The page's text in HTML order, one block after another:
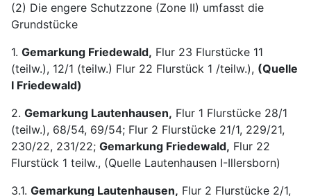
(2) Die engere Schutzzone (Zone II) umfasst die
Grundstücke
1. Gemarkung Friedewald, Flur 23 Flurstücke 11
(teilw.), 12/1 (teilw.) Flur 22 Flurstück 1 /teilw.), (Quelle
I Friedewald)
2. Gemarkung Lautenhausen, Flur 1 Flurstücke 28/1
(teilw.), 68/54, 69/54; Flur 2 Flurstücke 21/1, 229/21,
230/22, 231/22; Gemarkung Friedewald, Flur 22
Flurstück 1 teilw., (Quelle Lautenhausen I-Illersborn)
3.1. Gemarkung Lautenhausen, Flur 2 Flurstücke 2/1,